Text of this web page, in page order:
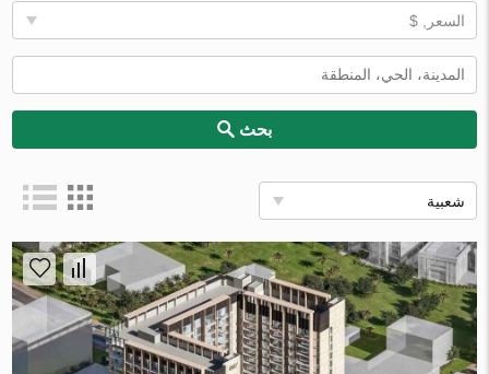
السعر, $
بحث
شعبية